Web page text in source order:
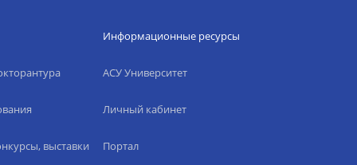
выставки
Информационные ресурсы
АСУ Университет
Личный кабинет
Портал